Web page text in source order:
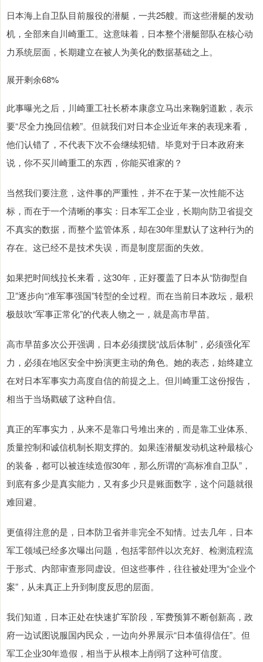
日本海上自卫队目前服役的潜艇，一共25艘。而这些潜艇的发动
机，全部来自川崎重工。这意味着，日本整个潜艇部队在核心动
力系统层面，长期建立在被人为美化的数据基础之上。
展开剩余68%
此事曝光之后，川崎重工社长桥本康彦立马出来鞠躬道歉，表示
要“尽全力挽回信赖”。但就我们对日本企业近年来的表现来看，
他们认错了，不代表下次不会继续犯错。毕竟对于日本政府来
说，你不买川崎重工的东西，你能买谁家的？
当然我们要注意，这件事的严重性，并不在于某一次性能不达
标，而在于一个清晰的事实：日本军工企业，长期向防卫省提交
不真实的数据，而整个监管体系，却在30年里默认了这种行为的
存在。这已经不是技术失误，而是制度层面的失效。
如果把时间线拉长来看，这30年，正好覆盖了日本从“防御型自
卫”逐步向“准军事强国”转型的全过程。而在当前日本政坛，最积
极鼓吹“军事正常化”的代表人物之一，就是高市早苗。
高市早苗多次公开强调，日本必须摆脱“战后体制”，必须强化军
力，必须在地区安全中扮演更主动的角色。她的表态，始终建立
在对日本军事实力高度自信的前提之上。但川崎重工这份报告，
相当于当场戳破了这种自信。
真正的军事实力，从来不是靠口号堆出来的，而是靠工业体系、
质量控制和诚信机制长期支撑的。如果连潜艇发动机这种最核心
的装备，都可以被连续造假30年，那么所谓的“高标准自卫队”，
到底有多少是真实能力，又有多少只是账面数字，这个问题就很
难回避。
更值得注意的是，日本防卫省并非完全不知情。过去几年，日本
军工领域已经多次曝出问题，包括零部件以次充好、检测流程流
于形式、内部审查形同虚设。但这些事件，往往被处理为“企业个
案”，从未真正上升到制度反思的层面。
我们知道，日本正处在快速扩军阶段，军费预算不断创新高，政
府一边试图说服国内民众，一边向外界展示“日本值得信任”。但
军工企业30年造假，相当于从根本上削弱了这种可信度。